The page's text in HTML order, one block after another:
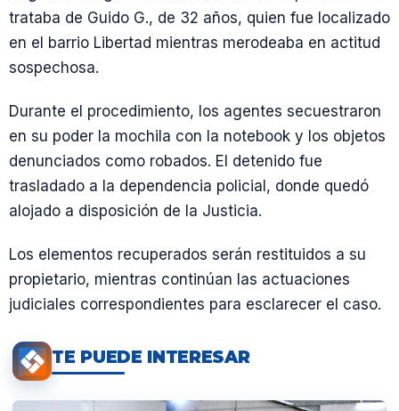
trataba de Guido G., de 32 años, quien fue localizado
en el barrio Libertad mientras merodeaba en actitud
sospechosa.
Durante el procedimiento, los agentes secuestraron
en su poder la mochila con la notebook y los objetos
denunciados como robados. El detenido fue
trasladado a la dependencia policial, donde quedó
alojado a disposición de la Justicia.
Los elementos recuperados serán restituidos a su
propietario, mientras continúan las actuaciones
judiciales correspondientes para esclarecer el caso.
TE PUEDE INTERESAR